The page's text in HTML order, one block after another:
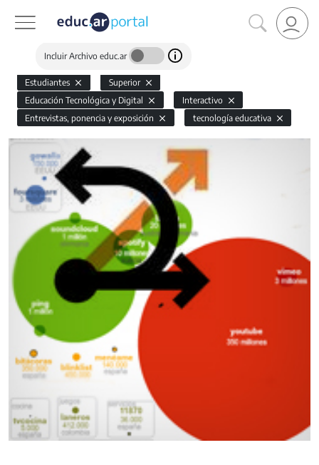
Incluir Archivo educ.ar
Estudiantes
Superior
Educación Tecnológica y Digital
Interactivo
Entrevistas, ponencia y exposición
tecnología educativa